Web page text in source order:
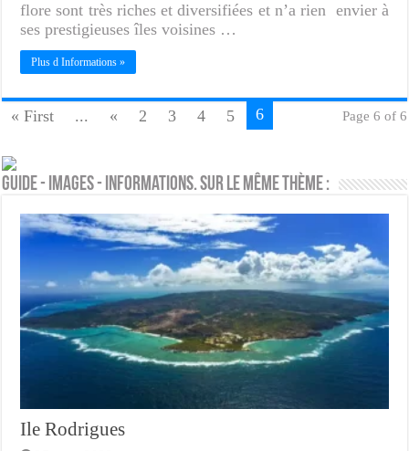
flore sont très riches et diversifiées et n’a rien envier à
ses prestigieuses îles voisines …
Plus d Informations »
Page 6 of 6
« First ... « 2 3 4 5 6
Guide - Images - Informations. Sur le même thème :
Ile Rodrigues